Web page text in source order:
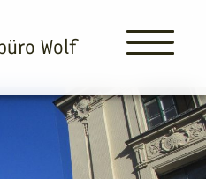
Wolf